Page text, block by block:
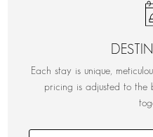
Each stay is unique,
pricing is adjusted to the